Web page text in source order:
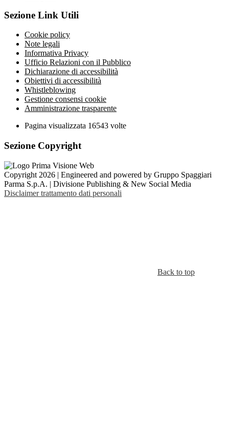
Sezione Link Utili
Cookie policy
Note legali
Informativa Privacy
Ufficio Relazioni con il Pubblico
Dichiarazione di accessibilità
Obiettivi di accessibilità
Whistleblowing
Gestione consensi cookie
Amministrazione trasparente
Pagina visualizzata 16543 volte
Sezione Copyright
Copyright 2026 | Engineered and powered by Gruppo Spaggiari
Parma S.p.A. | Divisione Publishing & New Social Media
Disclaimer trattamento dati personali
Back to top